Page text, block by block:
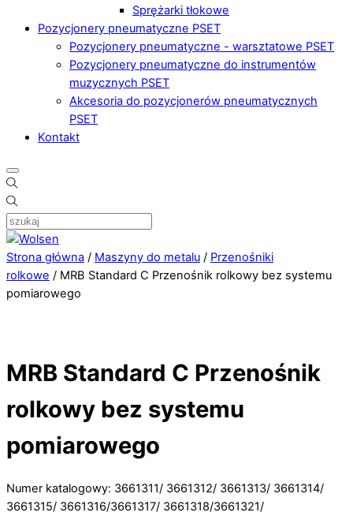
Sprężarki tłokowe
Pozycjonery pneumatyczne PSET
Pozycjonery pneumatyczne - warsztatowe PSET
Pozycjonery pneumatyczne do instrumentów
muzycznych PSET
Akcesoria do pozycjonerów pneumatycznych
PSET
Kontakt
Strona główna / Maszyny do metalu / Przenośniki
rolkowe / MRB Standard C Przenośnik rolkowy bez systemu
pomiarowego
MRB Standard C Przenośnik
rolkowy bez systemu
pomiarowego
Numer katalogowy: 3661311/ 3661312/ 3661313/ 3661314/
3661315/ 3661316/3661317/ 3661318/3661321/